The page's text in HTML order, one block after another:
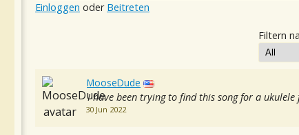
Einloggen oder Beitreten
Filtern
MooseDude
I have been trying to find this song for a
30 Jun 2022